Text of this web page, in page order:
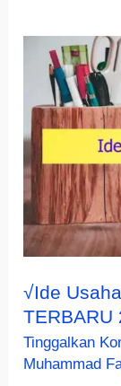
√Ide
TERBARU
Tinggalkan
Muhammad